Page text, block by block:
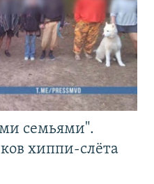
семьями".
хиппи-слёта